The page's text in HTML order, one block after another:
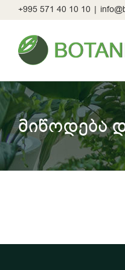
+995 571 40 10 10 |
მიწოდება